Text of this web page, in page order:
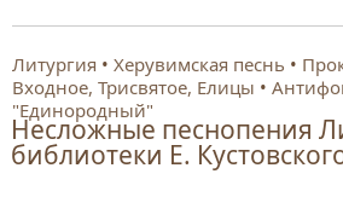
Литургия Херувимская песнь
Входное, Трисвятое, Елицы
"Единородный"
Несложные песнопения
библиотеки Е.